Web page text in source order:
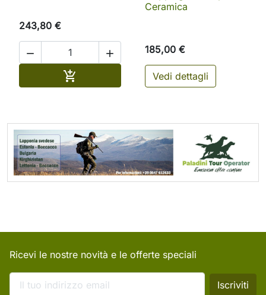
243,80 €
 
 Aggiungi al carrello
Ceramica
185,00 €
Vedi dettagli
Ricevi le nostre novità e le offerte speciali